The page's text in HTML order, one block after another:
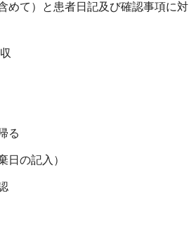
めて）と患者日記及び確認事項に対
る
日の記入）